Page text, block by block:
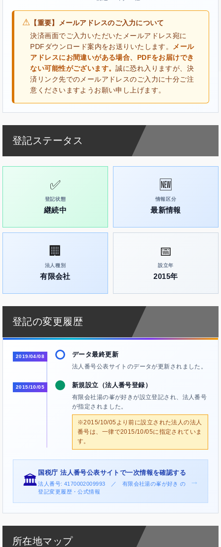
⚠ 【重要】メールアドレスのご入力について
決済画面でご入力いただいたメールアドレス宛に
PDFダウンロード案内をお送りいたします。
メール
アドレスにお間違いがある場合、PDFをお届けでき
ない可能性がございます。誠に恐れ入りますが、決
済リンク先でのメールアドレスのご入力に十分ご注
意くださいますようお願い申し上げます。
登記ステータス
✅
登記状態
継続中
🆕
情報区分
最新情報
🏢
法人種別
有限会社
📅
設立年
2015年
登記の変更履歴
2019/04/08 データ最終更新
法人番号公表サイトのデータが更新されました。
2015/10/05 新規設立（法人番号登録）
有限会社湯の峯が好きが設立登記され、法人番号
が指定されました。
※2015/10/05より前に設立された法人の法人
番号は、一律で2015/10/05に指定されていま
す。
🏛️
国税庁 法人番号公表サイトで一次情報を確認する
法人番号: 4170002009993 ／ 有限会社湯の峯が好き の
登記変更履歴・公式情報
→
所在地マップ